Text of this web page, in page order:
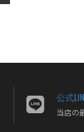
公式
当店の